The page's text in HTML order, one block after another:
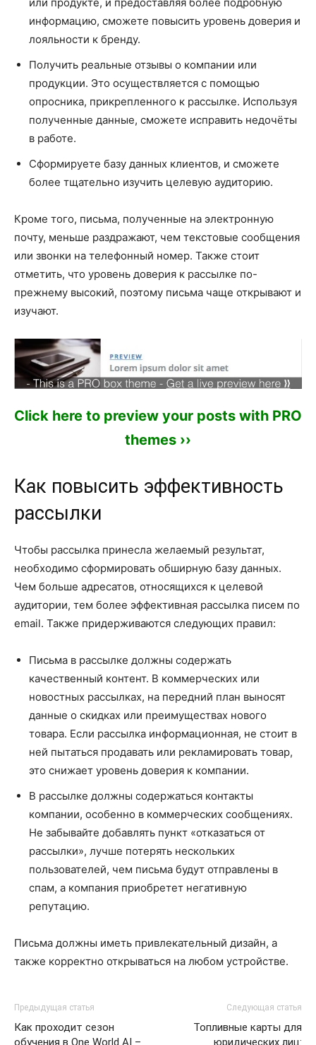
информацию, сможете повысить уровень доверия и
лояльности к бренду.
Получить реальные отзывы о компании или
продукции. Это осуществляется с помощью
опросника, прикрепленного к рассылке. Используя
полученные данные, сможете исправить недочёты
в работе.
Сформируете базу данных клиентов, и сможете
более тщательно изучить целевую аудиторию.
Кроме того, письма, полученные на электронную
почту, меньше раздражают, чем текстовые сообщения
или звонки на телефонный номер. Также стоит
отметить, что уровень доверия к рассылке по-
прежнему высокий, поэтому письма чаще открывают и
изучают.
Click here to preview your posts with PRO
themes ››
Как повысить эффективность
рассылки
Чтобы рассылка принесла желаемый результат,
необходимо сформировать обширную базу данных.
Чем больше адресатов, относящихся к целевой
аудитории, тем более эффективная рассылка писем по
email. Также придерживаются следующих правил:
Письма в рассылке должны содержать
качественный контент. В коммерческих или
новостных рассылках, на передний план выносят
данные о скидках или преимуществах нового
товара. Если рассылка информационная, не стоит в
ней пытаться продавать или рекламировать товар,
это снижает уровень доверия к компании.
В рассылке должны содержаться контакты
компании, особенно в коммерческих сообщениях.
Не забывайте добавлять пункт «отказаться от
рассылки», лучше потерять нескольких
пользователей, чем письма будут отправлены в
спам, а компания приобретет негативную
репутацию.
Письма должны иметь привлекательный дизайн, а
также корректно открываться на любом устройстве.
Предыдущая статья
Как проходит сезон
Следующая статья
Топливные карты для